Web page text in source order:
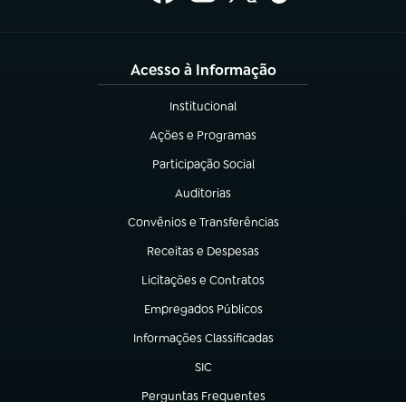
Acesso à Informação
Institucional
(abre em nova aba)
Ações e Programas
(abre em nova aba)
Participação Social
(abre em nova aba)
Auditorias
(abre em nova aba)
Convênios e Transferências
(abre em nova aba)
Receitas e Despesas
(abre em nova aba)
Licitações e Contratos
(abre em nova aba)
Empregados Públicos
(abre em nova aba)
Informações Classificadas
(abre em nova aba)
SIC
(abre em nova aba)
Perguntas Frequentes